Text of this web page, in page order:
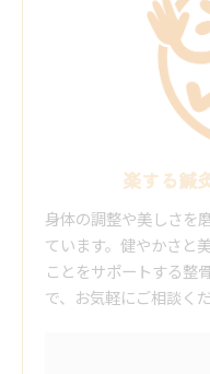
楽する鍼
身体の調整や美しさを
ています。健やかさと
ことをサポートする整
で、お気軽にご相談くだ